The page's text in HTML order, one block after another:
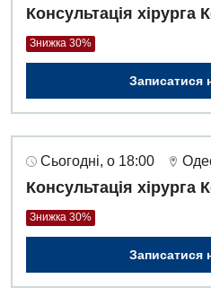
Консультація хірурга
Знижка 30%
Записатися
Сьогодні, о 18:00
Консультація хірурга
Знижка 30%
Записатися